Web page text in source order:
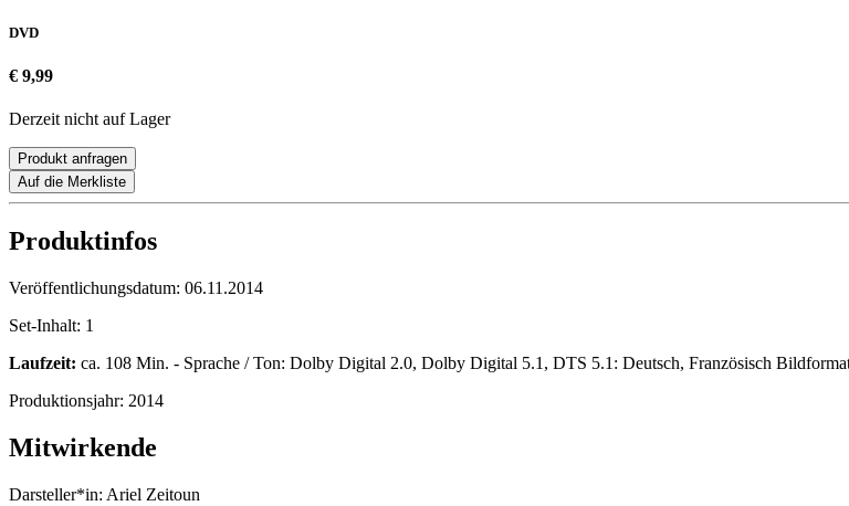
DVD
€ 9,99
Derzeit nicht auf Lager
Produkt anfragen
Auf die Merkliste
Produktinfos
Veröffentlichungsdatum: 06.11.2014
Set-Inhalt: 1
Laufzeit: ca. 108 Min. - Sprache / Ton: Dolby Digital 2.0, Dolby Digital 5.1, DTS 5.1: Deutsch, Französisch
Produktionsjahr: 2014
Mitwirkende
Darsteller*in: Ariel Zeitoun